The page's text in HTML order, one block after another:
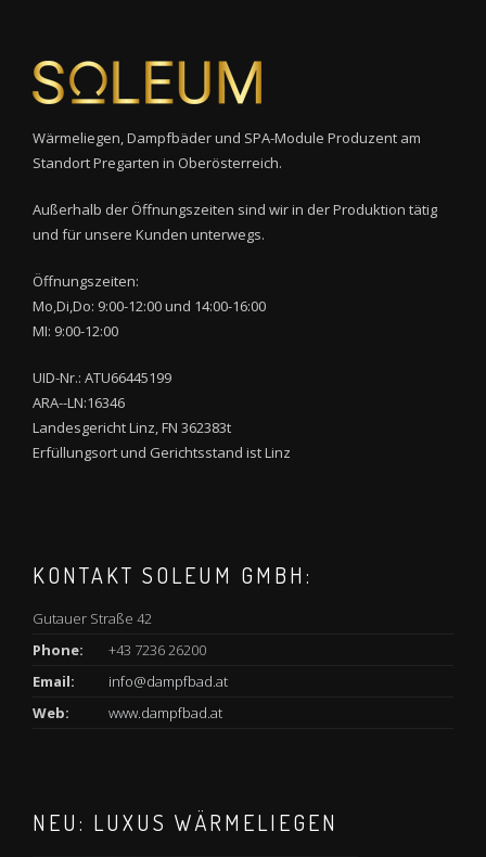
Wärmeliegen, Dampfbäder und SPA-Module Produzent am
Standort Pregarten in Oberösterreich.
Außerhalb der Öffnungszeiten sind wir in der Produktion tätig
und für unsere Kunden unterwegs.
Öffnungszeiten:
Mo,Di,Do: 9:00-12:00 und 14:00-16:00
MI: 9:00-12:00
UID-Nr.: ATU66445199
ARA--LN:16346
Landesgericht Linz, FN 362383t
Erfüllungsort und Gerichtsstand ist Linz
KONTAKT SOLEUM GMBH:
Gutauer Straße 42
Phone:
+43 7236 26200
Email:
info@dampfbad.at
Web:
www.dampfbad.at
NEU: LUXUS WÄRMELIEGEN